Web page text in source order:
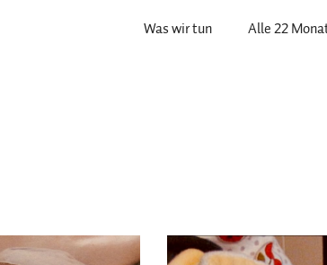
Was wir tun Alle 22